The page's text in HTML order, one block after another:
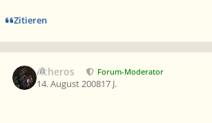
Zitieren
Acheros Forum-Moderator
14. August 200817 J.